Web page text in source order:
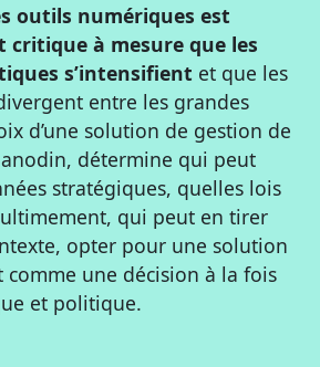
outils numériques est
critique à mesure que les
s’intensifient et que les
entre les grandes
d’une solution de gestion de
détermine qui peut
stratégiques, quelles lois
qui peut en tirer
opter pour une solution
une décision à la fois
et politique.